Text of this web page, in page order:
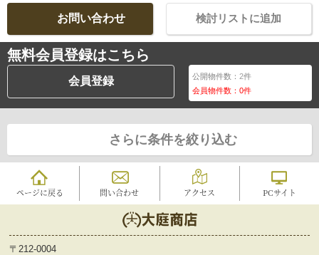
お問い合わせ 検討リストに追加
無料会員登録はこちら
会員登録 公開物件数：2件
会員物件数：0件
さらに条件を絞り込む
ページに戻る 問い合わせ アクセス PCサイト
〒212-0004